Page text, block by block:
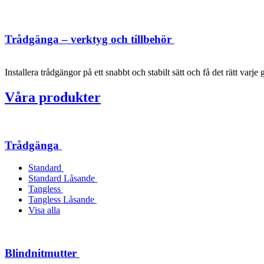
Trådgänga – verktyg och tillbehör
Installera trådgängor på ett snabbt och stabilt sätt och få det rätt varje
Våra produkter
Trådgänga
Standard
Standard Låsande
Tangless
Tangless Låsande
Visa alla
Blindnitmutter